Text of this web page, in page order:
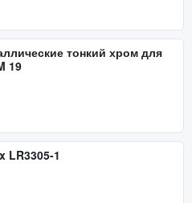
тонкий хром для
19
LR3305-1